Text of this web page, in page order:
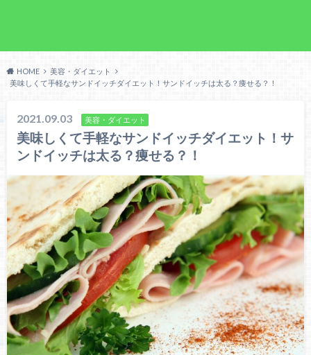
HOME
美容・ダイエット
美味しくて手軽なサンドイッチダイエット！サンドイッチは太る？痩せる？！
2021.09.03 美容・ダイエット
美味しくて手軽なサンドイッチダイエット！サ
ンドイッチは太る？痩せる？！